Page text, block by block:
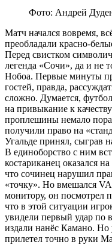
Фото: Андрей
Матч начался вовремя,
преобладали красно-
Перед свистком
легенда «Сочи», да и не
Нобоа. Первые минуты
гостей, правда,
сложно. Думается,
на привыкание к
проплешины немало
получили право на
Угальде принял, сыграв
В единоборство с ним
костариканец оказался
что сочинец нарушил
«точку». Но вмешался
монитору, он посмотрел
что в этой ситуации
увидели первый удар по
издали нанёс Камано. Но
прилетел точно в руки